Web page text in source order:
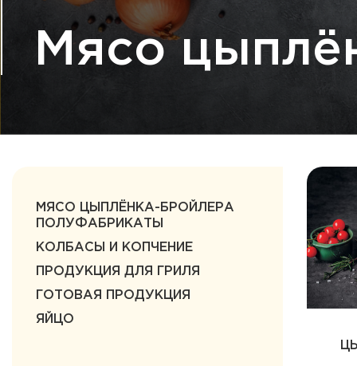
Мясо
МЯСО ЦЫПЛЁНКА-БРОЙЛЕРА
ПОЛУФАБРИКАТЫ
КОЛБАСЫ И КОПЧЕНИЕ
ПРОДУКЦИЯ ДЛЯ ГРИЛЯ
ГОТОВАЯ ПРОДУКЦИЯ
ЯЙЦО